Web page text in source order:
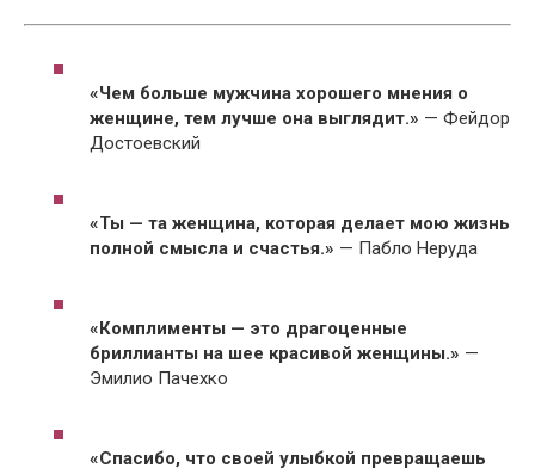
«Чем больше мужчина хорошего мнения о
женщине, тем лучше она выглядит.» — Фейдор
Достоевский
«Ты — та женщина, которая делает мою жизнь
полной смысла и счастья.» — Пабло Неруда
«Комплименты — это драгоценные
бриллианты на шее красивой женщины.» —
Эмилио Пачехко
«Спасибо, что своей улыбкой превращаешь